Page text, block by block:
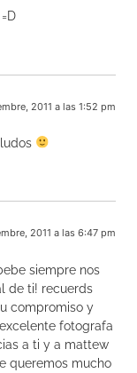
2011 a las 1:52 pm
2011 a las 6:47 pm
siempre nos
de ti! recuerds
compromiso y
fotografa
a ti y a mattew
queremos mucho